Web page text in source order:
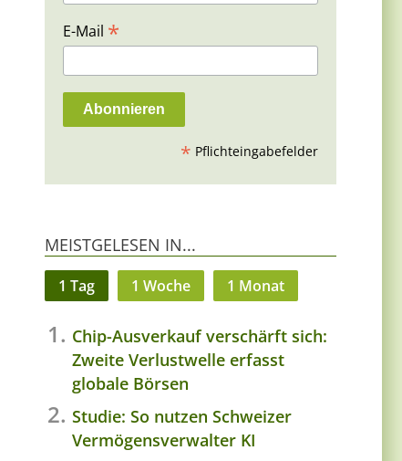
E-Mail *
* Pflichteingabefelder
MEISTGELESEN IN...
1 Tag 1 Woche 1 Monat
Chip-Ausverkauf verschärft sich:
Zweite Verlustwelle erfasst
globale Börsen
Studie: So nutzen Schweizer
Vermögensverwalter KI